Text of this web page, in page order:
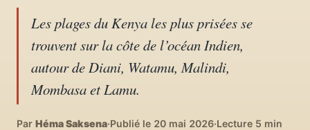
04 Lifestyle & déco
Recettes du monde
Les plages du Kenya les plus prisées se
trouvent sur la côte de l’océan Indien,
autour de Diani, Watamu, Malindi,
Mombasa et Lamu.
Par Héma Saksena·Publié le 20 mai 2026·Lecture 5 min